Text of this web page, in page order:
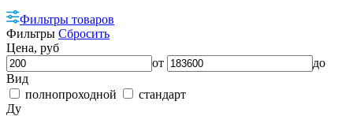
Фильтры товаров
Фильтры Сбросить
Цена, руб
от
до
Вид
полнопроходной
стандарт
Ду